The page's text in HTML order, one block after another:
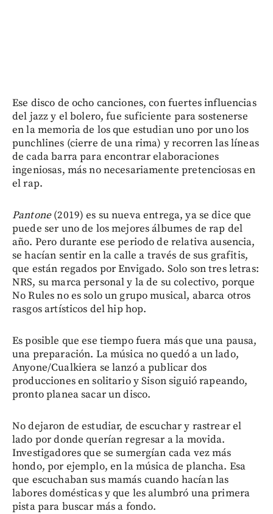
Ese disco de ocho canciones, con fuertes influencias
del jazz y el bolero, fue suficiente para sostenerse
en la memoria de los que estudian uno por uno los
punchlines (cierre de una rima) y recorren las líneas
de cada barra para encontrar elaboraciones
ingeniosas, más no necesariamente pretenciosas en
el rap.
Pantone(2019) es su nueva entrega, ya se dice que
puede ser uno de los mejores álbumes de rap del
año. Pero durante ese periodo de relativa ausencia,
se hacían sentir en la calle a través de sus grafitis,
que están regados por Envigado. Solo son tres letras:
NRS, su marca personal y la de su colectivo, porque
No Rules no es solo un grupo musical, abarca otros
rasgos artísticos del hip hop.
Es posible que ese tiempo fuera más que una pausa,
una preparación. La música no quedó a un lado,
Anyone/Cualkiera se lanzó a publicar dos
producciones en solitario y Sison siguió rapeando,
pronto planea sacar un disco.
No dejaron de estudiar, de escuchar y rastrear el
lado por donde querían regresar a la movida.
Investigadores que se sumergían cada vez más
hondo, por ejemplo, en la música de plancha. Esa
que escuchaban sus mamás cuando hacían las
labores domésticas y que les alumbró una primera
pista para buscar más a fondo.